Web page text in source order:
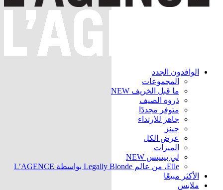
الوافدون الجدد
المجموعات
ما قبل الخريف NEW
ذروة الصيف
متوفر مجددًا
جاهز للارتداء
جينز
عرض الكل
الميزات
لي بيتيتس NEW
Elle، من عالم Legally Blonde بواسطة L’AGENCE
الأكثر مبيعًا
ملابس